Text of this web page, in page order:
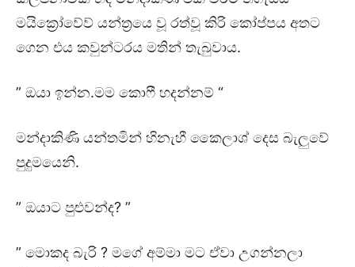
මයික්‍රෝවේව් යන්ත්‍රයෙ වූ රත්වූ කිරි කෝප්පය අතට
ගෙන එය කවුන්ටරය මතින් තැබුවාය.
” ඔයා ඉන්න.මම කොෆී හදන්නම් “
මන්දාකිණි යන්තමින් හිනැහී කෛලාශ් දෙස බැලුවේ
පුදුමයෙනි.
” ඔයාට පුළුවන්ද? ”
” මොකද බැරි ? මගේ අම්මා මට ඒවා උගන්නලා